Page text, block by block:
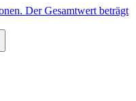
Der Gesamtwert beträgt